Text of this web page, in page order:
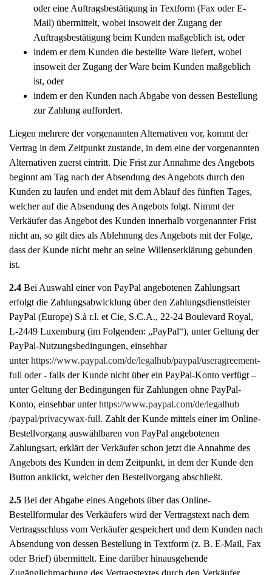
oder eine Auftragsbestätigung in Textform (Fax oder E-
Mail) übermittelt, wobei insoweit der Zugang der
Auftragsbestätigung beim Kunden maßgeblich ist, oder
indem er dem Kunden die bestellte Ware liefert, wobei
insoweit der Zugang der Ware beim Kunden maßgeblich
ist, oder
indem er den Kunden nach Abgabe von dessen Bestellung
zur Zahlung auffordert.
Liegen mehrere der vorgenannten Alternativen vor, kommt der
Vertrag in dem Zeitpunkt zustande, in dem eine der vorgenannten
Alternativen zuerst eintritt. Die Frist zur Annahme des Angebots
beginnt am Tag nach der Absendung des Angebots durch den
Kunden zu laufen und endet mit dem Ablauf des fünften Tages,
welcher auf die Absendung des Angebots folgt. Nimmt der
Verkäufer das Angebot des Kunden innerhalb vorgenannter Frist
nicht an, so gilt dies als Ablehnung des Angebots mit der Folge,
dass der Kunde nicht mehr an seine Willenserklärung gebunden
ist.
2.4 Bei Auswahl einer von PayPal angebotenen Zahlungsart
erfolgt die Zahlungsabwicklung über den Zahlungsdienstleister
PayPal (Europe) S.à r.l. et Cie, S.C.A., 22-24 Boulevard Royal,
L-2449 Luxemburg (im Folgenden: „PayPal“), unter Geltung der
PayPal-Nutzungsbedingungen, einsehbar
unterhttps://www.paypal.com/de/legalhub/paypal/useragreement-
full oder - falls der Kunde nicht über ein PayPal-Konto verfügt –
unter Geltung der Bedingungen für Zahlungen ohne PayPal-
Konto, einsehbar unterhttps://www.paypal.com/de/legalhub
/paypal/privacywax-full. Zahlt der Kunde mittels einer im Online-
Bestellvorgang auswählbaren von PayPal angebotenen
Zahlungsart, erklärt der Verkäufer schon jetzt die Annahme des
Angebots des Kunden in dem Zeitpunkt, in dem der Kunde den
Button anklickt, welcher den Bestellvorgang abschließt.
2.5 Bei der Abgabe eines Angebots über das Online-
Bestellformular des Verkäufers wird der Vertragstext nach dem
Vertragsschluss vom Verkäufer gespeichert und dem Kunden nach
Absendung von dessen Bestellung in Textform (z. B. E-Mail, Fax
oder Brief) übermittelt. Eine darüber hinausgehende